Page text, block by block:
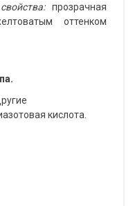
прозрачная
оттенком
кислота.